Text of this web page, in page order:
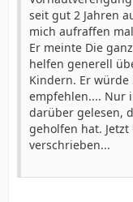
seit gut 2 Jahren
mich aufraffen
Er meinte Die
helfen generell
Kindern. Er
empfehlen.... Nur
darüber gelesen,
geholfen hat.
verschrieben...